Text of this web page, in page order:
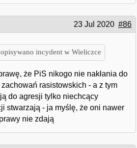
23 Jul 2020 #86
incydent w Wieliczce
że PiS nikogo nie nakłania do
rasistowskich - a z tym
do agresji tylko niechcący
stwarzają - ja myślę, że oni nawer
nie zdają